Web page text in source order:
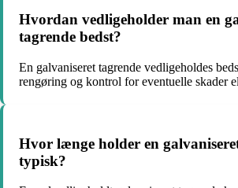
Hvordan vedligeholder man en
tagrende bedst?
En galvaniseret tagrende vedligeholdes
rengøring og kontrol for eventuelle skader
Hvor længe holder en
typisk?